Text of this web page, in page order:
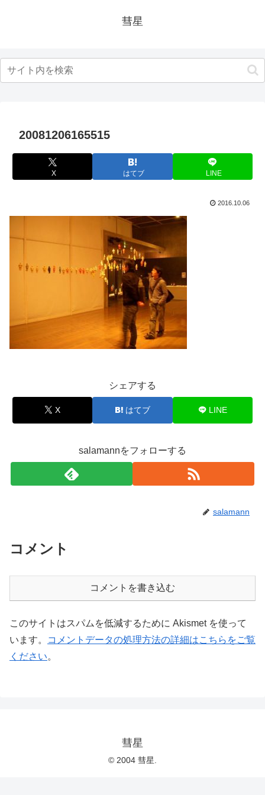
彗星
20081206165515
X はてブ LINE
2016.10.06
シェアする
X はてブ LINE
salamannをフォローする
salamann
コメント
コメントを書き込む
このサイトはスパムを低減するために Akismet を使って
います。
コメントデータの処理方法の詳細はこちらをご覧
ください。
彗星
© 2004 彗星.